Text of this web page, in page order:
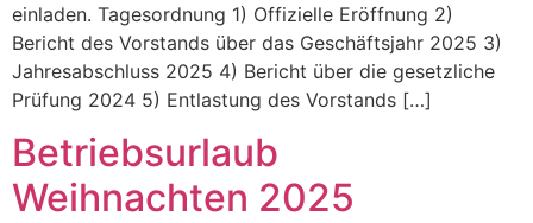
einladen. ​Tagesordnung 1) Offizielle Eröffnung 2)
Bericht des Vorstands über das Geschäftsjahr 2025 3)
Jahresabschluss 2025 4) Bericht über die gesetzliche
Prüfung 2024 5) Entlastung des Vorstands […]
Betriebsurlaub
Weihnachten 2025